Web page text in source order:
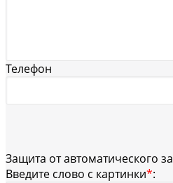
Телефон
Защита от автоматического
Введите слово с картинки*: